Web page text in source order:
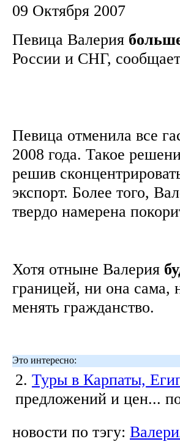
09 Октября 2007
Певица Валерия
России и СНГ,
Певица отменила все
2008 года. Такое
решив
экспорт. Более того,
твердо намерена
Хотя отныне Валерия
границей, ни она сама,
менять гражданство.
Это интересно:
2. Туры в Карпаты,
предложений и цен...
новости по тэгу: